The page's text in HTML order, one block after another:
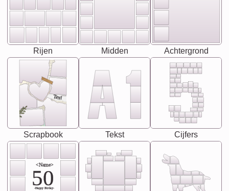
Rijen Midden Achtergrond
Text
Scrapbook Tekst Cijfers
<Name>
50
-Happy Birday-